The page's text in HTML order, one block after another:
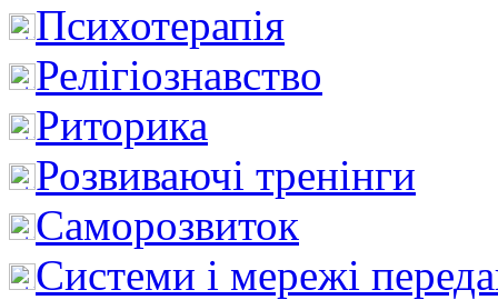
Психотерапія
Релігіознавство
Риторика
Розвиваючі тренінги
Саморозвиток
Системи і мережі